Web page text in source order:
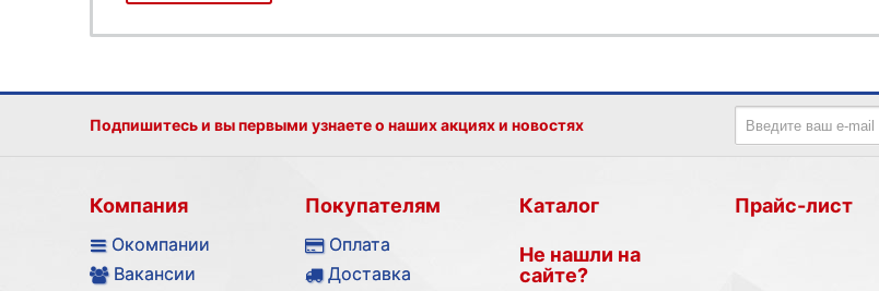
Подпишитесь и вы первыми узнаете о наших акциях и новостях
Компания
Окомпании
Вакансии
Покупателям
Оплата
Доставка
Каталог
Не нашли на
сайте?
Прайс-лист